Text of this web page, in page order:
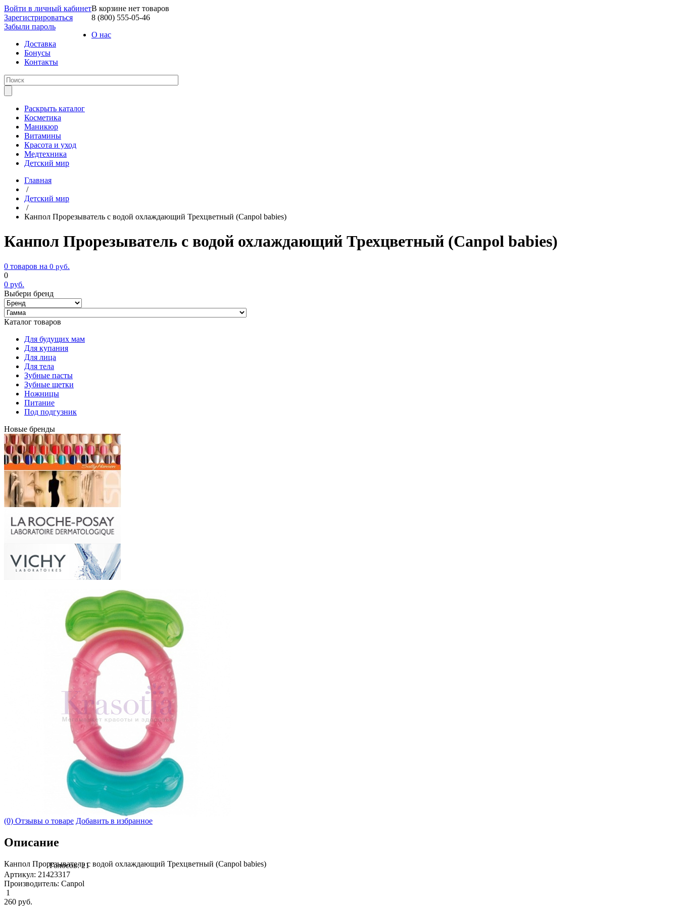
Войти в личный кабинет
Зарегистрироваться
Забыли пароль
В корзине нет товаров
8 (800) 555-05-46
О нас
Доставка
Бонусы
Контакты
Раскрыть каталог
Косметика
Маникюр
Витамины
Красота и уход
Медтехника
Детский мир
Главная
/
Детский мир
/
Канпол Прорезыватель с водой охлаждающий Трехцветный (Canpol babies)
Канпол Прорезыватель с водой охлаждающий Трехцветный (Canpol babies)
0 товаров на 0 руб.
0
0 руб.
Выбери бренд
Каталог товаров
Для будущих мам
Для купания
Для лица
Для тела
Зубные пасты
Зубные щетки
Ножницы
Питание
Под подгузник
Новые бренды
(0) Отзывы о товаре Добавить в избранное
Описание
Канпол Прорезыватель с водой охлаждающий Трехцветный (Canpol babies)
Голосов: 21
Артикул: 21423317
Производитель: Canpol
1
260 руб.